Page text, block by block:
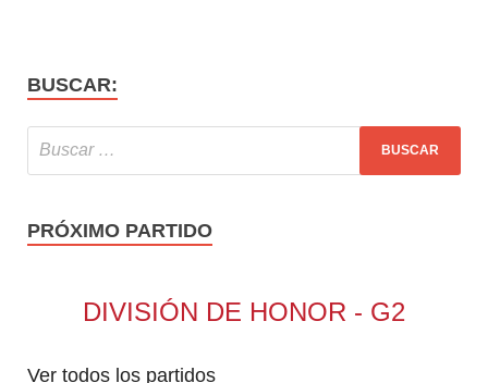
BUSCAR:
PRÓXIMO PARTIDO
DIVISIÓN DE HONOR - G2
Ver todos los partidos